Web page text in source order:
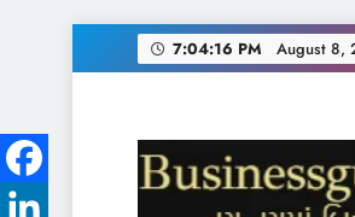
to
7:04:17 PM August 8,